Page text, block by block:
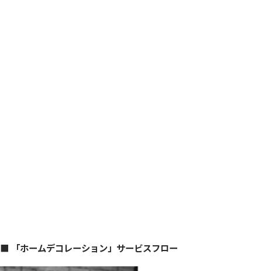
■ 「ホームデコレーション」サービスフロー